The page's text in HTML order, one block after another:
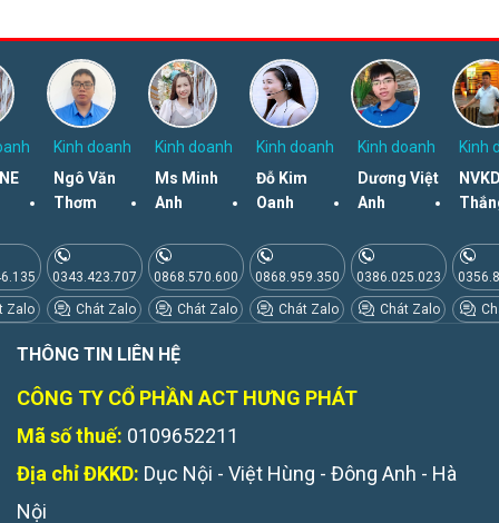
Zalo
Kinh doanh
Ngô Văn
Thơm
0343.423.707
Chát Zalo
Kinh doanh
Ms Minh
Anh
0868.570.600
Chát Zalo
Kinh doanh
Đỗ Kim
Oanh
0868.959.350
Chát Zalo
Kinh doanh
Dương Việt
Anh
0386.025.023
Chát Zalo
Kinh
THÔNG TIN LIÊN HỆ
CÔNG TY CỔ PHẦN ACT HƯNG PHÁT
Mã số thuế: 0109652211
Địa chỉ ĐKKD: Dục Nội - Việt Hùng - Đông Anh - Hà
Nội